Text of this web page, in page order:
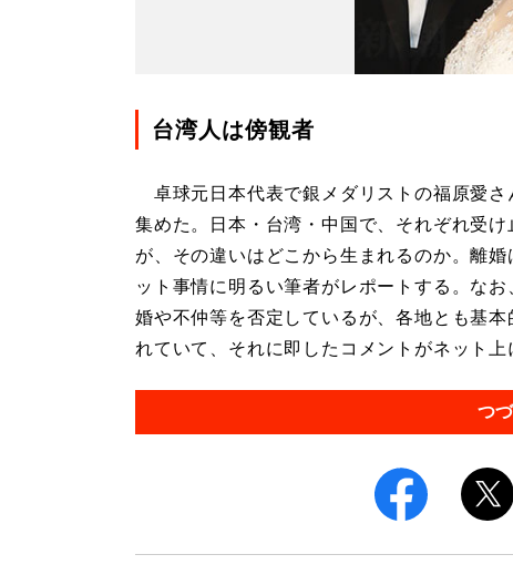
台湾人は傍観者
卓球元日本代表で銀メダリストの福原愛
集めた。日本・台湾・中国で、それぞれ受
が、その違いはどこから生まれるのか。離
ット事情に明るい筆者がレポートする。な
婚や不仲等を否定しているが、各地とも基
れていて、それに即したコメントがネット
つ